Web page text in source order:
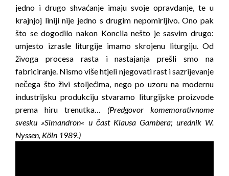
jedno i drugo shvaćanje imaju svoje opravdanje, te u
krajnjoj liniji nije jedno s drugim nepomirljivo. Ono pak
što se dogodilo nakon Koncila nešto je sasvim drugo:
umjesto izrasle liturgije imamo skrojenu liturgiju. Od
živoga procesa rasta i nastajanja prešli smo na
fabriciranje. Nismo više htjeli njegovati rast i sazrijevanje
nečega što živi stoljećima, nego po uzoru na modernu
industrijsku produkciju stvaramo liturgijske proizvode
prema hiru trenutka… (Predgovor komemorativnome
svesku »Simandron« u čast Klausa Gambera; urednik W.
Nyssen, Köln 1989.)